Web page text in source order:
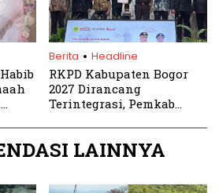
Berita . Headline
RKPD Kabupaten Bogor
2027 Dirancang
Terintegrasi, Pemkab
LAINNYA